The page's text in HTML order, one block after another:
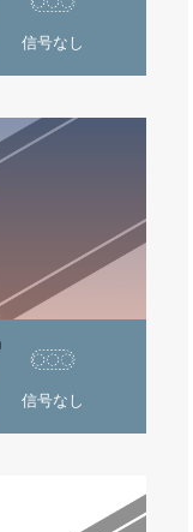
信号なし
信号なし